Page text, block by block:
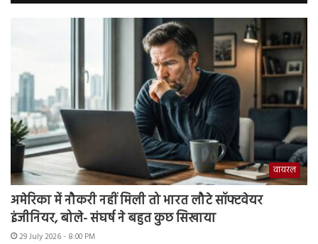
वायरल
अमेरिका में नौकरी नहीं मिली तो भारत लौटे सॉफ्टवेयर
इंजीनियर, बोले- संघर्ष ने बहुत कुछ सिखाया
29 July 2026 - 8:00 PM